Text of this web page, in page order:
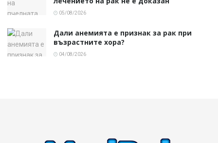
05/08/2026
Дали анемията е признак за рак при
възрастните хора?
04/08/2026